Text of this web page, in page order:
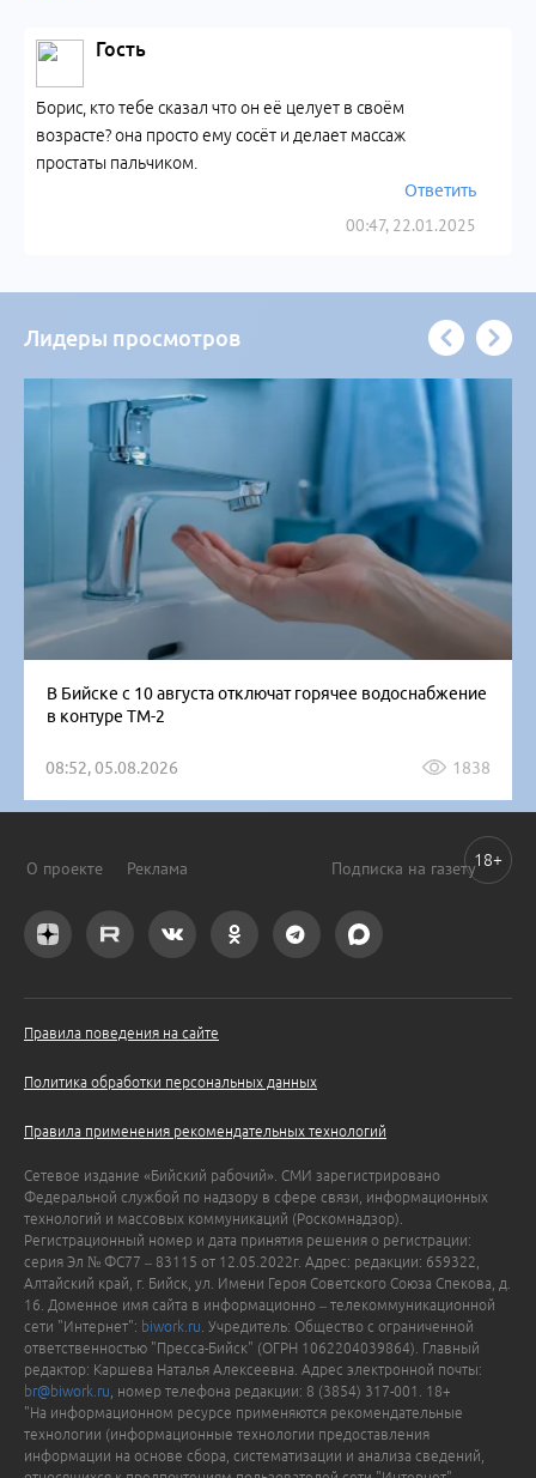
Гость
00:47, 22.01.2025
Борис, кто тебе сказал что он её целует в своём
возрасте? она просто ему сосёт и делает массаж
простаты пальчиком.
Ответить
Лидеры просмотров
В Бийске с 10 августа отключат горячее водоснабжение
в контуре ТМ-2
08:52, 05.08.2026 1838
О проекте Реклама Подписка на газету
Правила поведения на сайте
Политика обработки персональных данных
Правила применения рекомендательных технологий
Сетевое издание «Бийский рабочий». СМИ зарегистрировано
Федеральной службой по надзору в сфере связи, информационных
технологий и массовых коммуникаций (Роскомнадзор).
Регистрационный номер и дата принятия решения о регистрации:
серия Эл № ФС77 – 83115 от 12.05.2022г. Адрес: редакции: 659322,
Алтайский край, г. Бийск, ул. Имени Героя Советского Союза Спекова, д.
16. Доменное имя сайта в информационно – телекоммуникационной
сети "Интернет": biwork.ru . Учредитель: Общество с ограниченной
ответственностью "Пресса-Бийск" (ОГРН 1062204039864). Главный
редактор: Каршева Наталья Алексеевна. Адрес электронной почты:
br@biwork.ru , номер телефона редакции: 8 (3854) 317-001. 18+
"На информационном ресурсе применяются рекомендательные
технологии (информационные технологии предоставления
информации на основе сбора, систематизации и анализа сведений,
18+